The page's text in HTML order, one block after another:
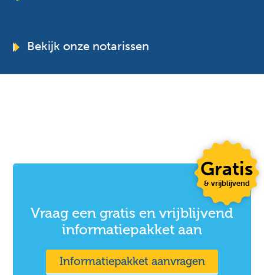
Bekijk onze notarissen
Vraag een gratis en vrijblijvend
informatiepakket aan
Informatiepakket aanvragen
Gratis
& vrijblijvend